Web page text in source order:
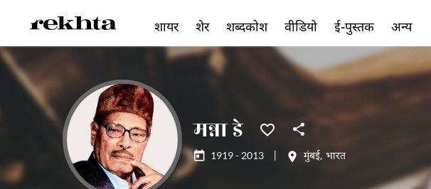
मन्ना डे
1919 - 2013 मुंबई, भारत
शायर शेर शब्दकोश वीडियो ई-पुस्तक अन्य